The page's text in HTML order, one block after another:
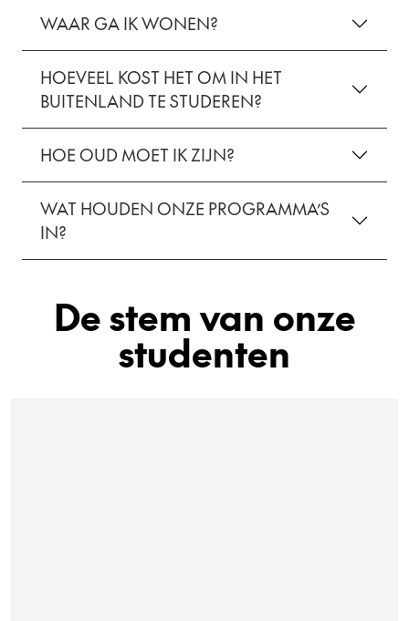
WAAR GA IK WONEN?
HOEVEEL KOST HET OM IN HET
BUITENLAND TE STUDEREN?
HOE OUD MOET IK ZIJN?
WAT HOUDEN ONZE PROGRAMMA’S
IN?
De stem van onze
studenten